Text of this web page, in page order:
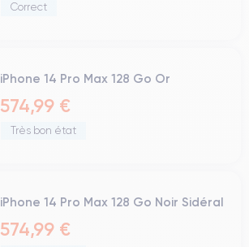
Correct
iPhone 14 Pro Max 128 Go Or
574,99 €
Très bon état
iPhone 14 Pro Max 128 Go Noir Sidéral
574,99 €